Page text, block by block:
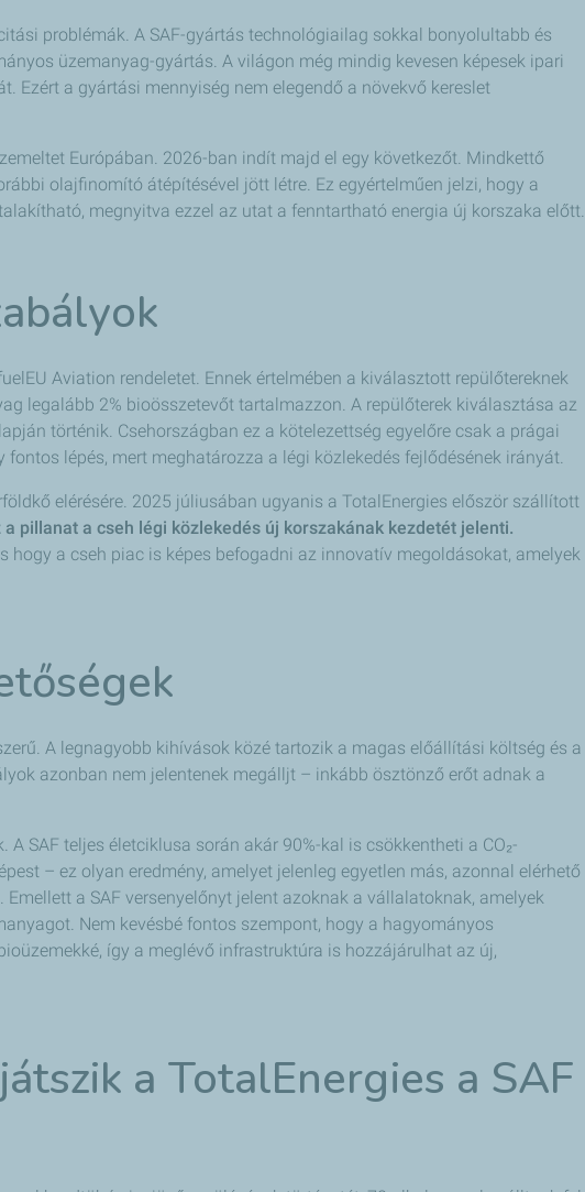
problémák. A SAF-gyártás technológiailag sokkal bonyolultabb és
üzemanyag-gyártás. A világon még mindig kevesen képesek ipari
Ezért a gyártási mennyiség nem elegendő a növekvő kereslet
Európában. 2026-ban indít majd el egy következőt. Mindkettő
olajfinomító átépítésével jött létre. Ez egyértelműen jelzi, hogy a
megnyitva ezzel az utat a fenntartható energia új korszaka előtt.
Aviation rendeletet. Ennek értelmében a kiválasztott repülőtereknek
legalább 2% bioösszetevőt tartalmazzon. A repülőterek kiválasztása az
történik. Csehországban ez a kötelezettség egyelőre csak a prágai
lépés, mert meghatározza a légi közlekedés fejlődésének irányát.
elérésére. 2025 júliusában ugyanis a TotalEnergies először szállított
a pillanat a cseh légi közlekedés új korszakának kezdetét jelenti.
hogy a cseh piac is képes befogadni az innovatív megoldásokat, amelyek
A legnagyobb kihívások közé tartozik a magas előállítási költség és a
azonban nem jelentenek megálljt – inkább ösztönző erőt adnak a
A SAF teljes életciklusa során akár 90%-kal is csökkentheti a CO₂-
– ez olyan eredmény, amelyet jelenleg egyetlen más, azonnal elérhető
a SAF versenyelőnyt jelent azoknak a vállalatoknak, amelyek
Nem kevésbé fontos szempont, hogy a hagyományos
így a meglévő infrastruktúra is hozzájárulhat az új,
a TotalEnergies a SAF